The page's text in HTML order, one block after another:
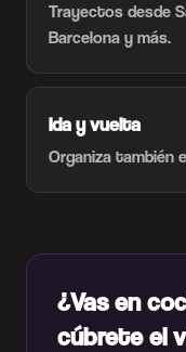
Trayectos desde
Barcelona y más.
Ida y vuelta
Organiza también
¿Vas en
cúbrete el